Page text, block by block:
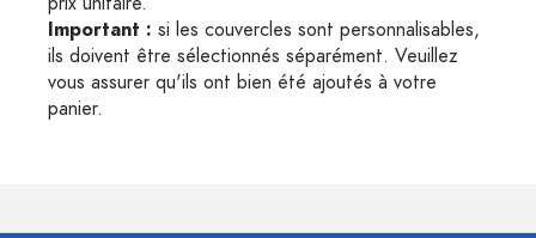
Important : si les couvercles sont personnalisables,
ils doivent être sélectionnés séparément. Veuillez
vous assurer qu'ils ont bien été ajoutés à votre
panier.